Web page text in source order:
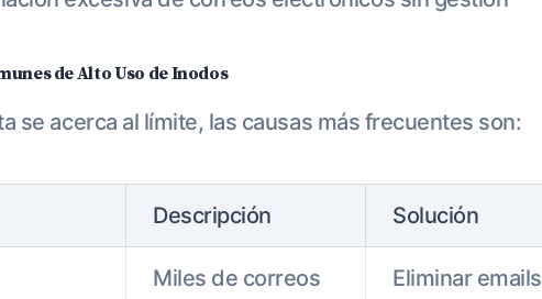
de Alto Uso de Inodos
se acerca al límite, las causas más frecuentes son:
Descripción Solución
Miles de correos
Eliminar emails